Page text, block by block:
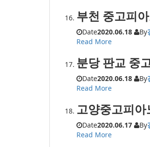
부천 중고피
Date2020.06.18 By
Read More
분당 판교 중
Date2020.06.18 By
Read More
고양중고피
Date2020.06.17 By
Read More